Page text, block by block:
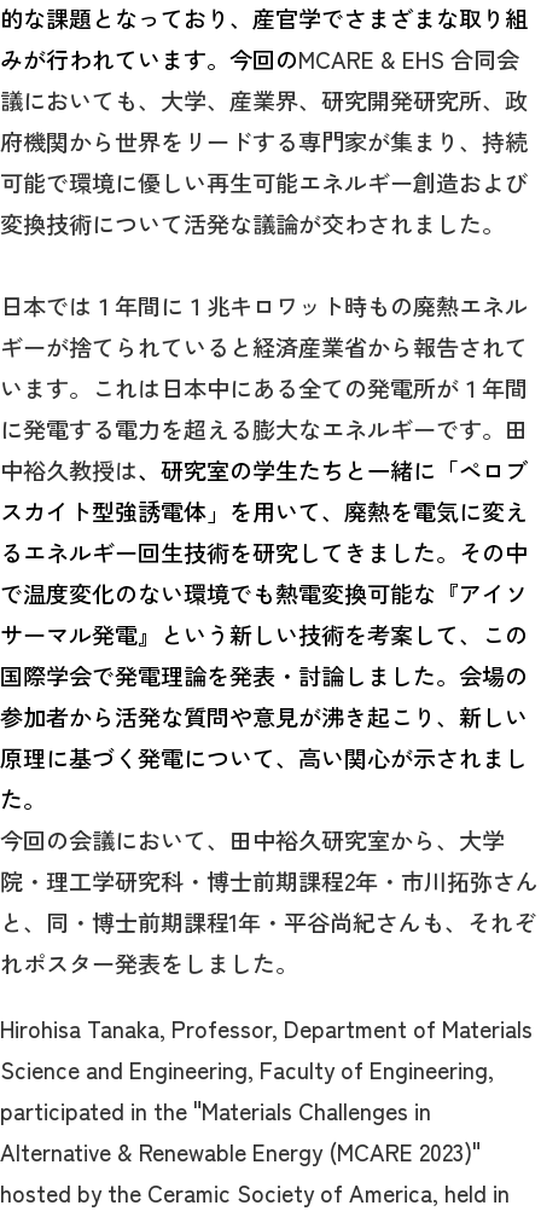
的な課題となっており、 産官学でさまざまな取り組
みが行われています。今回のMCARE & EHS 合同会
議においても、大学、産業界、研究開発研究所、政
府機関から世界をリードする専門家が集まり、持続
可能で環境に優しい再生可能エネルギー創造および
変換技術について活発な議論が交わされました。
日本では１年間に１兆キロワット時もの廃熱エネル
ギーが捨てられていると経済産業省から報告されて
います。これは日本中にある全ての発電所が１年間
に発電する電力を超える膨大なエネルギーです。田
中裕久教授は、研究室の学生たちと一緒に「ペロブ
スカイト型強誘電体」を用いて、廃熱を電気に変え
るエネルギー回生技術を研究してきました。その中
で温度変化のない環境でも熱電変換可能な『アイソ
サーマル発電』という新しい技術を考案して、この
国際学会で発電理論を発表・討論しました。会場の
参加者から活発な質問や意見が沸き起こり、新しい
原理に基づく発電について、高い関心が示されまし
た。
今回の会議において、田中裕久研究室から、大学
院・理工学研究科・博士前期課程2年・市川拓弥さん
と、同・博士前期課程1年・平谷尚紀さんも、それぞ
れポスター発表をしました。
Hirohisa Tanaka, Professor, Department of Materials
Science and Engineering, Faculty of Engineering,
participated in the "Materials Challenges in
Alternative & Renewable Energy (MCARE 2023)"
hosted by the Ceramic Society of America, held in